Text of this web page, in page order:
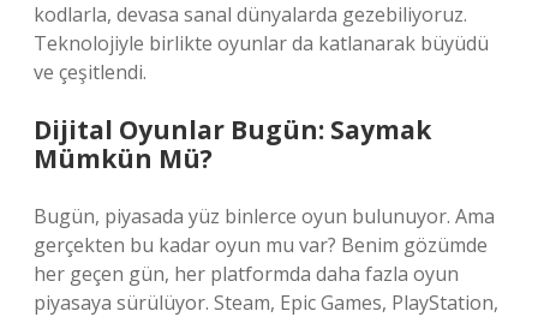
kodlarla, devasa sanal dünyalarda gezebiliyoruz.
Teknolojiyle birlikte oyunlar da katlanarak büyüdü
ve çeşitlendi.
Dijital Oyunlar Bugün: Saymak
Mümkün Mü?
Bugün, piyasada yüz binlerce oyun bulunuyor. Ama
gerçekten bu kadar oyun mu var? Benim gözümde
her geçen gün, her platformda daha fazla oyun
piyasaya sürülüyor. Steam, Epic Games, PlayStation,